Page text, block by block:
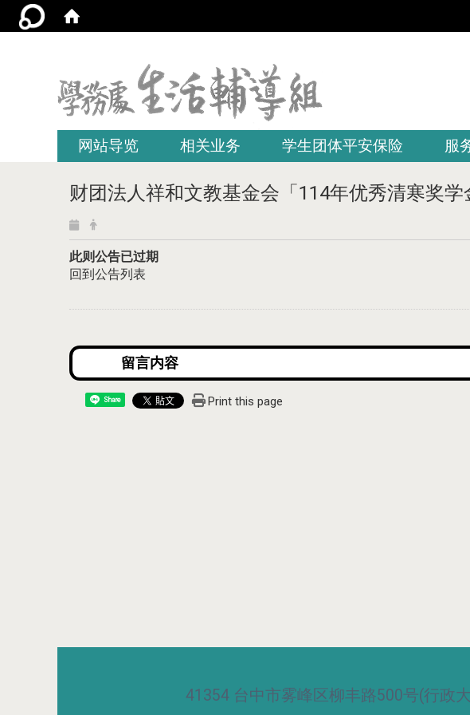
网站导览 相关业务 学生团体平安保险 服
财团法人祥和文教基金会「114年优秀清寒奖
此则公告已过期
回到公告列表
Share Print this page
41354 台中市雾峰区柳丰路500号(行